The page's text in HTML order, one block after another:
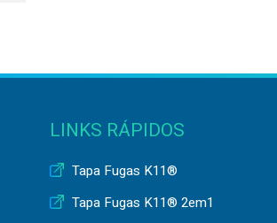
LINKS RÁPIDOS
Tapa Fugas K11®
Tapa Fugas K11® 2em1